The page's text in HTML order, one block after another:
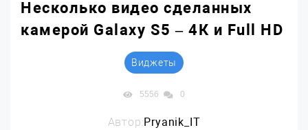
Несколько видео сделанных
камерой Galaxy S5 – 4К и Full HD
Виджеты
5556 0
Автор:Pryanik_IT